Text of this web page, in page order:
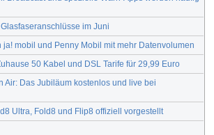
im Juni
ja! mobil und Penny Mobil mit mehr Datenvolumen
50 Kabel und DSL Tarife für 29,99 Euro
Air: Das Jubiläum kostenlos und live bei
Ultra, Fold8 und Flip8 offiziell vorgestellt